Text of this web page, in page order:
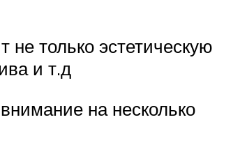
только эстетическую
и т.д
на несколько